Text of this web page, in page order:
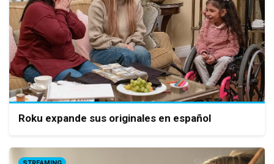
Roku expande sus originales en español